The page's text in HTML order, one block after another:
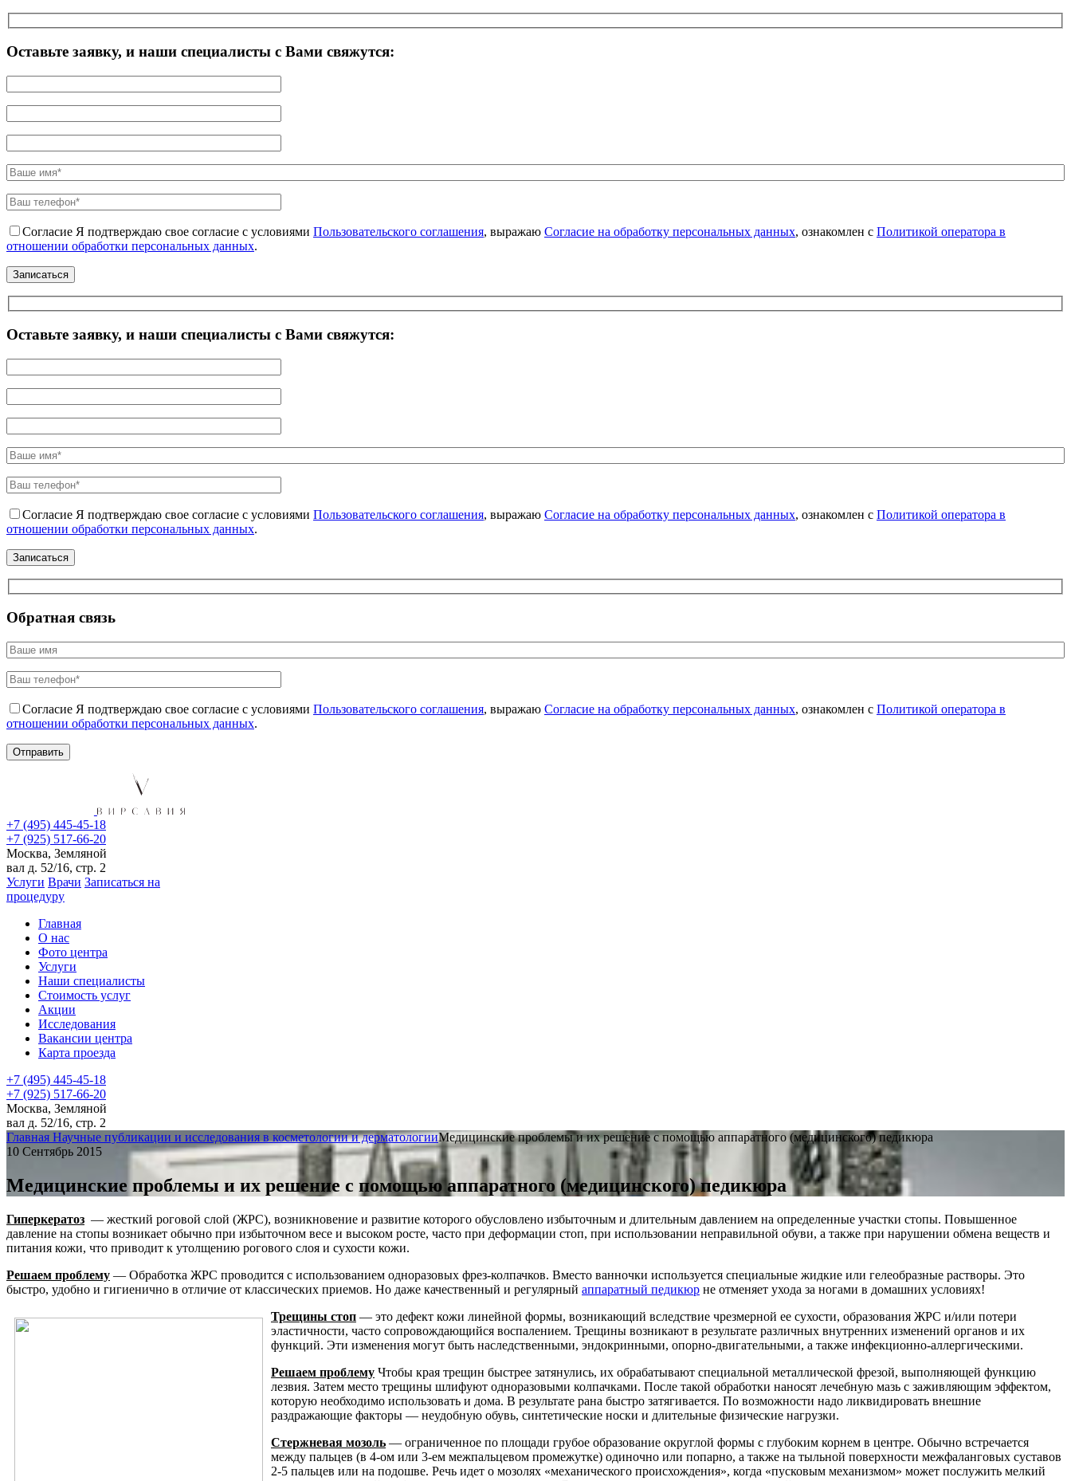
Оставьте заявку, и наши специалисты с Вами свяжутся:
Согласие Я подтверждаю свое согласие с условиями Пользовательского соглашения, выражаю Согласие на обработку персональных данных, ознакомлен с Политикой оператора в
отношении обработки персональных данных.
Оставьте заявку, и наши специалисты с Вами свяжутся:
Согласие Я подтверждаю свое согласие с условиями Пользовательского соглашения, выражаю Согласие на обработку персональных данных, ознакомлен с Политикой оператора в
отношении обработки персональных данных.
Обратная связь
Согласие Я подтверждаю свое согласие с условиями Пользовательского соглашения, выражаю Согласие на обработку персональных данных, ознакомлен с Политикой оператора в
отношении обработки персональных данных.
+7 (495) 445-45-18
+7 (925) 517-66-20
Москва, Земляной
вал д. 52/16, стр. 2
Услуги Врачи Записаться на
процедуру
Главная
О нас
Фото центра
Услуги
Наши специалисты
Стоимость услуг
Акции
Исследования
Вакансии центра
Карта проезда
+7 (495) 445-45-18
+7 (925) 517-66-20
Москва, Земляной
вал д. 52/16, стр. 2
Главная Научные публикации и исследования в косметологии и дерматологииМедицинские проблемы и их решение с помощью аппаратного (медицинского) педикюра
10 Сентябрь 2015
Медицинские проблемы и их решение с помощью аппаратного (медицинского) педикюра
Гиперкератоз — жесткий роговой слой (ЖРС), возникновение и развитие которого обусловлено избыточным и длительным давлением на определенные участки стопы. Повышенное
давление на стопы возникает обычно при избыточном весе и высоком росте, часто при деформации стоп, при использовании неправильной обуви, а также при нарушении обмена веществ и
питания кожи, что приводит к утолщению рогового слоя и сухости кожи.
Решаем проблему — Обработка ЖРС проводится с использованием одноразовых фрез-колпачков. Вместо ванночки используется специальные жидкие или гелеобразные растворы. Это
быстро, удобно и гигиенично в отличие от классических приемов. Но даже качественный и регулярный аппаратный педикюр не отменяет ухода за ногами в домашних условиях!
Трещины стоп — это дефект кожи линейной формы, возникающий вследствие чрезмерной ее сухости, образования ЖРС и/или потери
эластичности, часто сопровождающийся воспалением. Трещины возникают в результате различных внутренних изменений органов и их
функций. Эти изменения могут быть наследственными, эндокринными, опорно-двигательными, а также инфекционно-аллергическими.
Решаем проблему Чтобы края трещин быстрее затянулись, их обрабатывают специальной металлической фрезой, выполняющей функцию
лезвия. Затем место трещины шлифуют одноразовыми колпачками. После такой обработки наносят лечебную мазь с заживляющим эффектом,
которую необходимо использовать и дома. В результате рана быстро затягивается. По возможности надо ликвидировать внешние
раздражающие факторы — неудобную обувь, синтетические носки и длительные физические нагрузки.
Стержневая мозоль — ограниченное по площади грубое образование округлой формы с глубоким корнем в центре. Обычно встречается
между пальцев (в 4-ом или 3-ем межпальцевом промежутке) одиночно или попарно, а также на тыльной поверхности межфаланговых суставов
2-5 пальцев или на подошве. Речь идет о мозолях «механического происхождения», когда «пусковым механизмом» может послужить мелкий